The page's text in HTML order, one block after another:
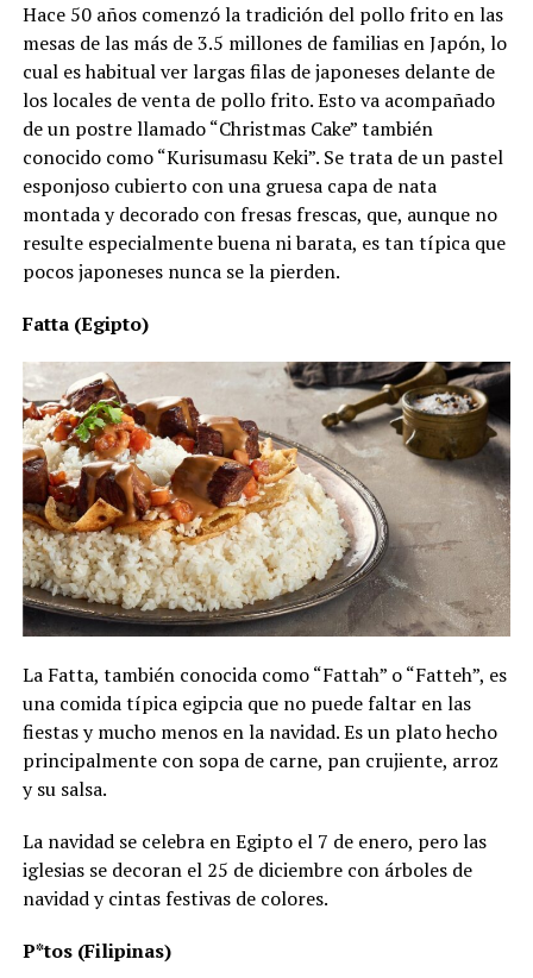
Hace 50 años comenzó la tradición del pollo frito en las
mesas de las más de 3.5 millones de familias en Japón, lo
cual es habitual ver largas filas de japoneses delante de
los locales de venta de pollo frito. Esto va acompañado
de un postre llamado “Christmas Cake” también
conocido como “Kurisumasu Keki”. Se trata de un pastel
esponjoso cubierto con una gruesa capa de nata
montada y decorado con fresas frescas, que, aunque no
resulte especialmente buena ni barata, es tan típica que
pocos japoneses nunca se la pierden.
Fatta (Egipto)
La Fatta, también conocida como “Fattah” o “Fatteh”, es
una comida típica egipcia que no puede faltar en las
fiestas y mucho menos en la navidad. Es un plato hecho
principalmente con sopa de carne, pan crujiente, arroz
y su salsa.
La navidad se celebra en Egipto el 7 de enero, pero las
iglesias se decoran el 25 de diciembre con árboles de
navidad y cintas festivas de colores.
P*tos (Filipinas)